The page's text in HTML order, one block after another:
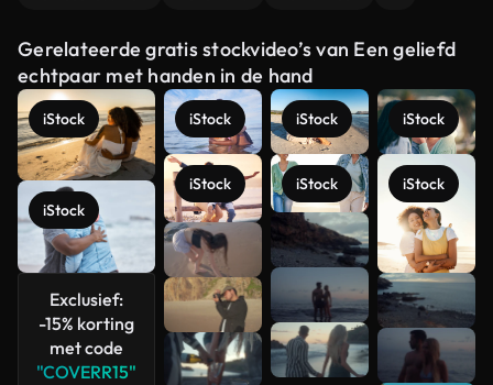
Gerelateerde gratis stockvideo’s van Een geliefd
echtpaar met handen in de hand
iStock
iStock
Exclusief:
-15% korting
met code
"COVERR15"
iStock
iStock
iStock
iStock
iStock
iStock
Meer
bekijken